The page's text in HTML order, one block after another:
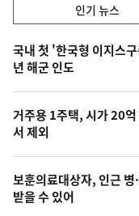
기,
최
신,
오
늘
의
영
상
인기 뉴스
기
뉴
스
국내 첫 '한국형 이지스
년 해군 인도
거주용 1주택, 시가 20
서 제외
보훈의료대상자, 인근 병
받을 수 있어